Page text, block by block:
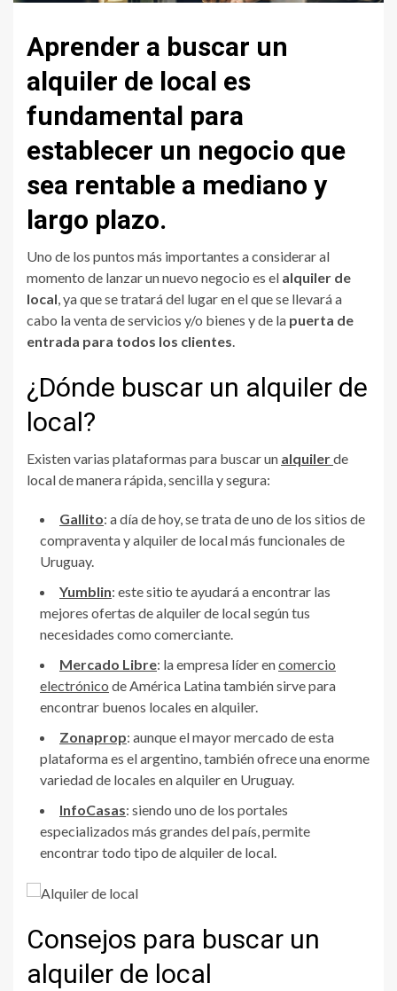
Aprender a buscar un
alquiler de local es
fundamental para
establecer un negocio que
sea rentable a mediano y
largo plazo.
Uno de los puntos más importantes a considerar al
momento de lanzar un nuevo negocio es el alquiler de
local, ya que se tratará del lugar en el que se llevará a
cabo la venta de servicios y/o bienes y de la puerta de
entrada para todos los clientes.
¿Dónde buscar un alquiler de
local?
Existen varias plataformas para buscar un alquilerde
local de manera rápida, sencilla y segura:
Gallito: a día de hoy, se trata de uno de los sitios de
compraventa y alquiler de local más funcionales de
Uruguay.
Yumblin: este sitio te ayudará a encontrar las
mejores ofertas de alquiler de local según tus
necesidades como comerciante.
Mercado Libre: la empresa líder encomercio
electrónico de América Latina también sirve para
encontrar buenos locales en alquiler.
Zonaprop: aunque el mayor mercado de esta
plataforma es el argentino, también ofrece una enorme
variedad de locales en alquiler en Uruguay.
InfoCasas: siendo uno de los portales
especializados más grandes del país, permite
encontrar todo tipo de alquiler de local.
Consejos para buscar un
alquiler de local